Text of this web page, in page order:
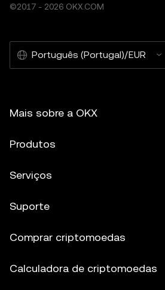
©2017 - 2026 OKX.COM
Português (Portugal)/EUR
Mais sobre a OKX
Produtos
Serviços
Suporte
Comprar criptomoedas
Calculadora de criptomoedas